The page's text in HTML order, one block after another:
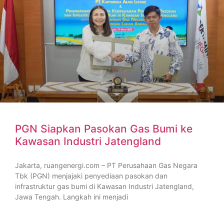
PGN Siapkan Pasokan Gas Bumi ke
Kawasan Industri Jatengland
Jakarta, ruangenergi.com – PT Perusahaan Gas Negara
Tbk (PGN) menjajaki penyediaan pasokan dan
infrastruktur gas bumi di Kawasan Industri Jatengland,
Jawa Tengah. Langkah ini menjadi